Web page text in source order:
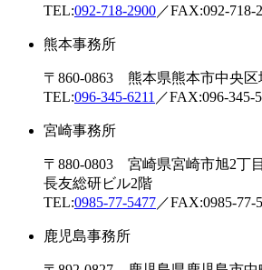
TEL:092-718-2900／FAX:092-718-
熊本事務所
〒860-0863 熊本県熊本市中央区
TEL:096-345-6211 ／FAX:096-345-
宮崎事務所
〒880-0803 宮崎県宮崎市旭2丁
長友総研ビル2階
TEL:0985-77-5477／FAX:0985-77-
鹿児島事務所